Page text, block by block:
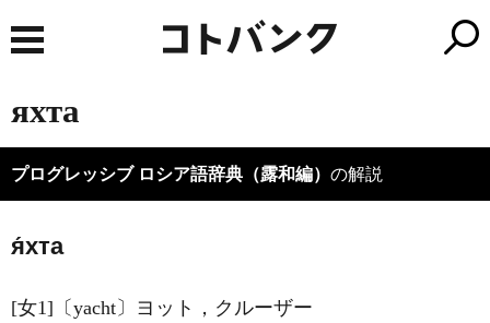
яхта
プログレッシブ ロシア語辞典（露和編） の解説
я́хта
[女1]〔yacht〕ヨット，クルーザー